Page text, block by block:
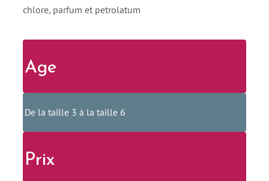
chlore, parfum et petrolatum
Age
De la taille 3 à la taille 6
Prix